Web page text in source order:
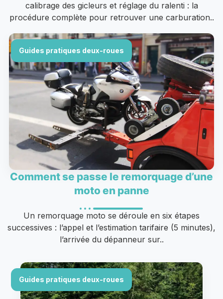
calibrage des gicleurs et réglage du ralenti : la
procédure complète pour retrouver une carburation..
Guides pratiques deux-roues
Comment se passe le remorquage d’une
moto en panne
Un remorquage moto se déroule en six étapes
successives : l’appel et l’estimation tarifaire (5 minutes),
l’arrivée du dépanneur sur..
Guides pratiques deux-roues